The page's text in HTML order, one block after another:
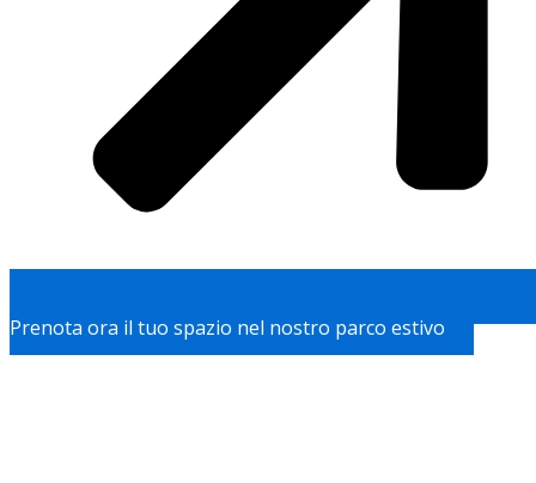
Prenota ora il tuo spazio nel nostro parco estivo